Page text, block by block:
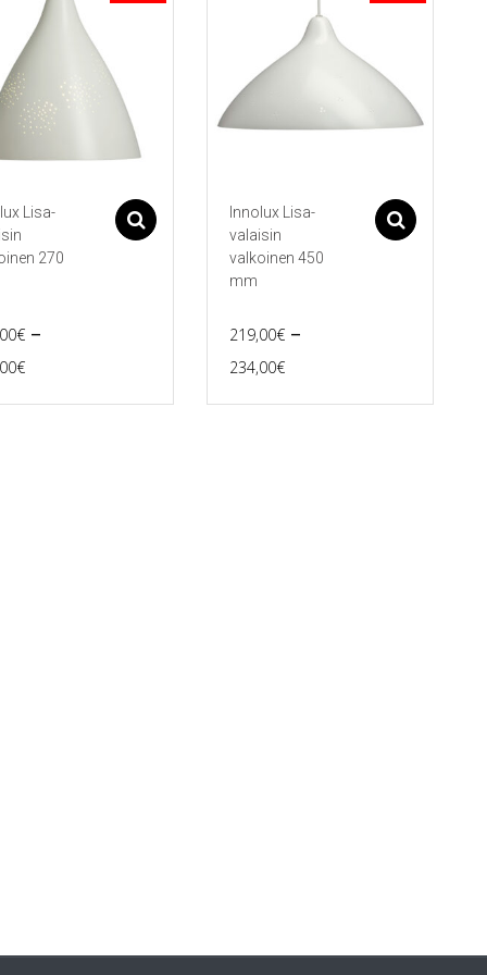
Lisa-
270
€ –
€Price
range:
AsetuksetInnolux Lisa-
valaisin
valkoinen 450
mm
219,00€ –
234,00€Price
range:
tuotteella